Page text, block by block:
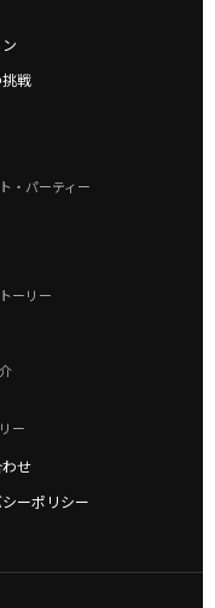
戦
・パーティー
ーリー
ー
せ
ーポリシー